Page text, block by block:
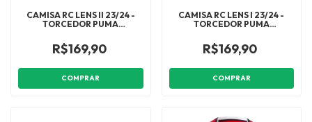
CAMISA RC LENS II 23/24 -
TORCEDOR PUMA
DETALHES EM AMARELO E
VERMELHO
R$169,90
COMPRAR
CAMISA RC LENS I 23/24 -
TORCEDOR PUMA
DETALHES EM VERMELHO E
PRETO
R$169,90
COMPRAR